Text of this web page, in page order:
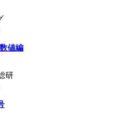
値編
研